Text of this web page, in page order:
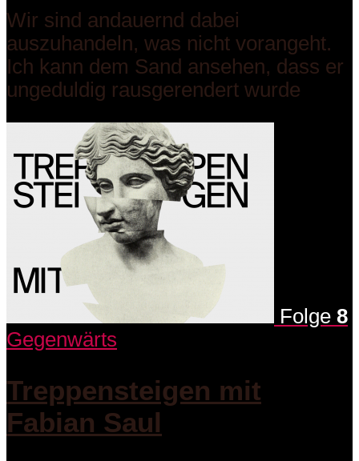
Wir sind andauernd dabei
auszuhandeln, was nicht vorangeht.
Ich kann dem Sand ansehen, dass er
ungeduldig rausgerendert wurde
Folge 8
Gegenwärts
Treppensteigen mit
Fabian Saul